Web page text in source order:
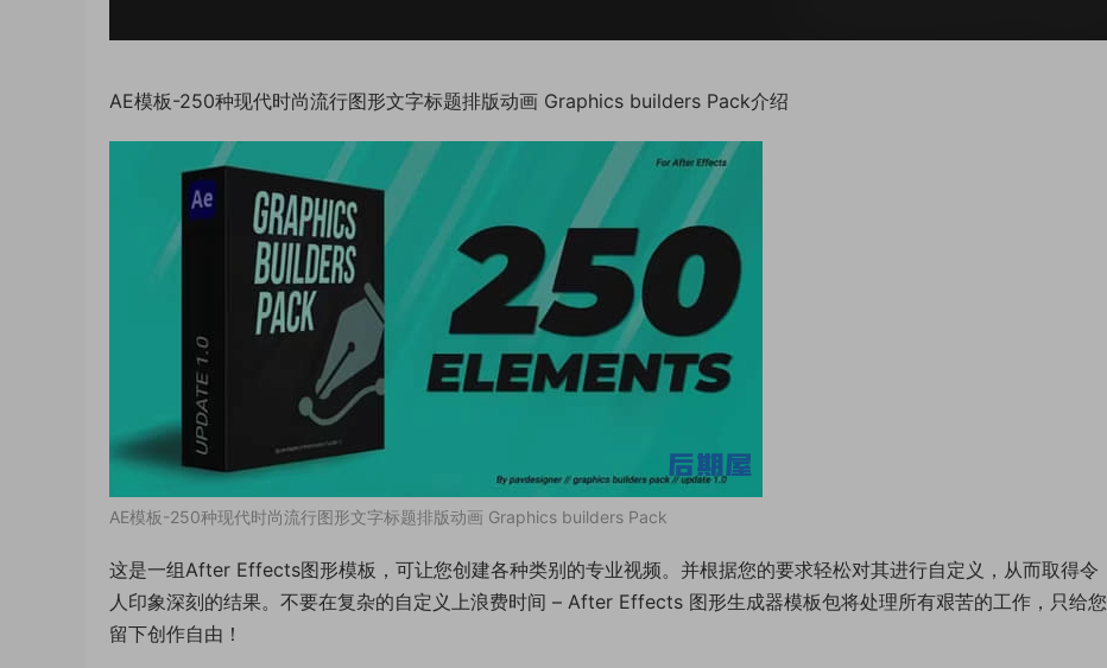
AE模板-250种现代时尚流行图形文字标题排版动画 Graphics builders Pack介绍
AE模板-250种现代时尚流行图形文字标题排版动画 Graphics builders Pack
这是一组After Effects图形模板，可让您创建各种类别的专业视频。并根据您的要求轻松对其进行自定义，从而取得令
人印象深刻的结果。不要在复杂的自定义上浪费时间 – After Effects 图形生成器模板包将处理所有艰苦的工作，只给您
留下创作自由！